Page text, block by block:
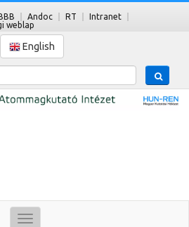
Andoc RT
Intranet
weblap
English
Toggle